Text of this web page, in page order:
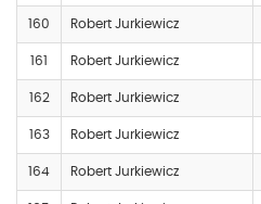
160 Robert Jurkiewicz
161 Robert Jurkiewicz
162 Robert Jurkiewicz
163 Robert Jurkiewicz
164 Robert Jurkiewicz